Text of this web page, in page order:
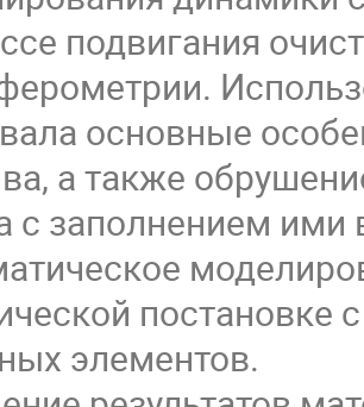
подвигания
основные
а также
с заполнением
постановке
элементов.